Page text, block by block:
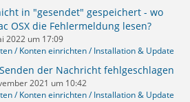
in "gesendet" gespeichert - wo
OSX die Fehlermeldung lesen?
2022 um 17:09
/ Konten einrichten / Installation & Update
der Nachricht fehlgeschlagen
2021 um 10:42
/ Konten einrichten / Installation & Update